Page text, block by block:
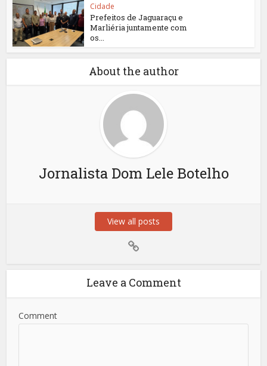
Cidade
Prefeitos de Jaguaraçu e
Marliéria juntamente com
os...
About the author
Jornalista Dom Lele Botelho
View all posts
Leave a Comment
Comment